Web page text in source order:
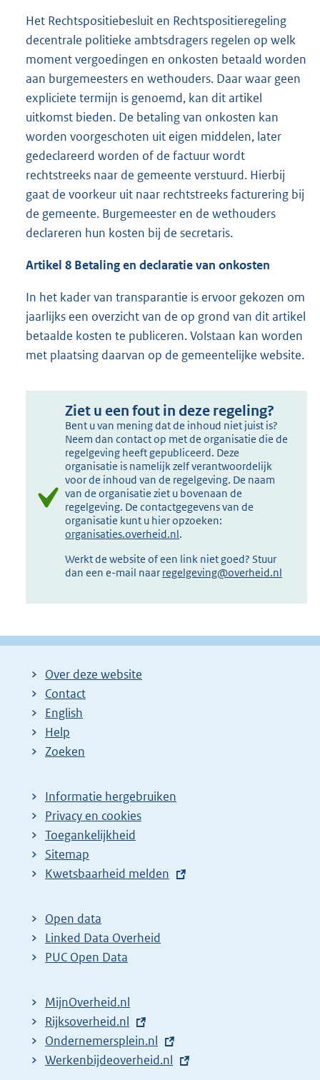
Het Rechtspositiebesluit en Rechtspositieregeling
decentrale politieke ambtsdragers regelen op welk
moment vergoedingen en onkosten betaald worden
aan burgemeesters en wethouders. Daar waar geen
expliciete termijn is genoemd, kan dit artikel
uitkomst bieden. De betaling van onkosten kan
worden voorgeschoten uit eigen middelen, later
gedeclareerd worden of de factuur wordt
rechtstreeks naar de gemeente verstuurd. Hierbij
gaat de voorkeur uit naar rechtstreeks facturering bij
de gemeente. Burgemeester en de wethouders
declareren hun kosten bij de secretaris.
Artikel 8 Betaling en declaratie van onkosten
In het kader van transparantie is ervoor gekozen om
jaarlijks een overzicht van de op grond van dit artikel
betaalde kosten te publiceren. Volstaan kan worden
met plaatsing daarvan op de gemeentelijke website.
Ziet u een fout in deze regeling?
Bent u van mening dat de inhoud niet juist is?
Neem dan contact op met de organisatie die de
regelgeving heeft gepubliceerd. Deze
organisatie is namelijk zelf verantwoordelijk
voor de inhoud van de regelgeving. De naam
van de organisatie ziet u bovenaan de
regelgeving. De contactgegevens van de
organisatie kunt u hier opzoeken:
organisaties.overheid.nl.
Werkt de website of een link niet goed? Stuur
dan een e-mail naar regelgeving@overheid.nl
Over deze website
Contact
English
Help
Zoeken
Informatie hergebruiken
Privacy en cookies
Toegankelijkheid
Sitemap
E
t
e
r
l
i
n
k
Kwetsbaarheid melden
Open data
Linked Data Overheid
PUC Open Data
MijnOverheid.nl
E
x
t
Rijksoverheid.nl
E
x
Ondernemersplein.nl
E
Werkenbijdeoverheid.nl